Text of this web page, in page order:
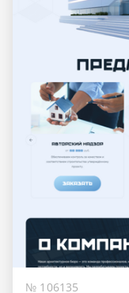
№ 106135